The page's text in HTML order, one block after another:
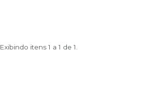
Exibindo itens 1 a 1 de1.